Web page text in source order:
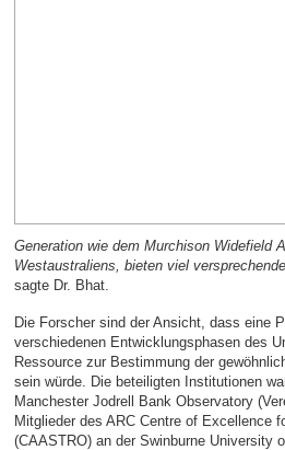
Generation wie dem Murchison Widefield
Westaustraliens, bieten viel
sagte Dr. Bhat.
Die Forscher sind der Ansicht, dass eine
verschiedenen Entwicklungsphasen des
Ressource zur Bestimmung der
sein würde. Die beteiligten Institutionen
Manchester Jodrell Bank Observatory
Mitglieder des ARC Centre of Excellence
(CAASTRO) an der Swinburne University